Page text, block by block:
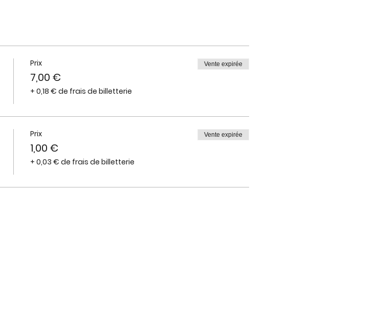
Prix
7,00 €
+ 0,18 € de frais de billetterie
Vente expirée
Prix
1,00 €
+ 0,03 € de frais de billetterie
Vente expirée